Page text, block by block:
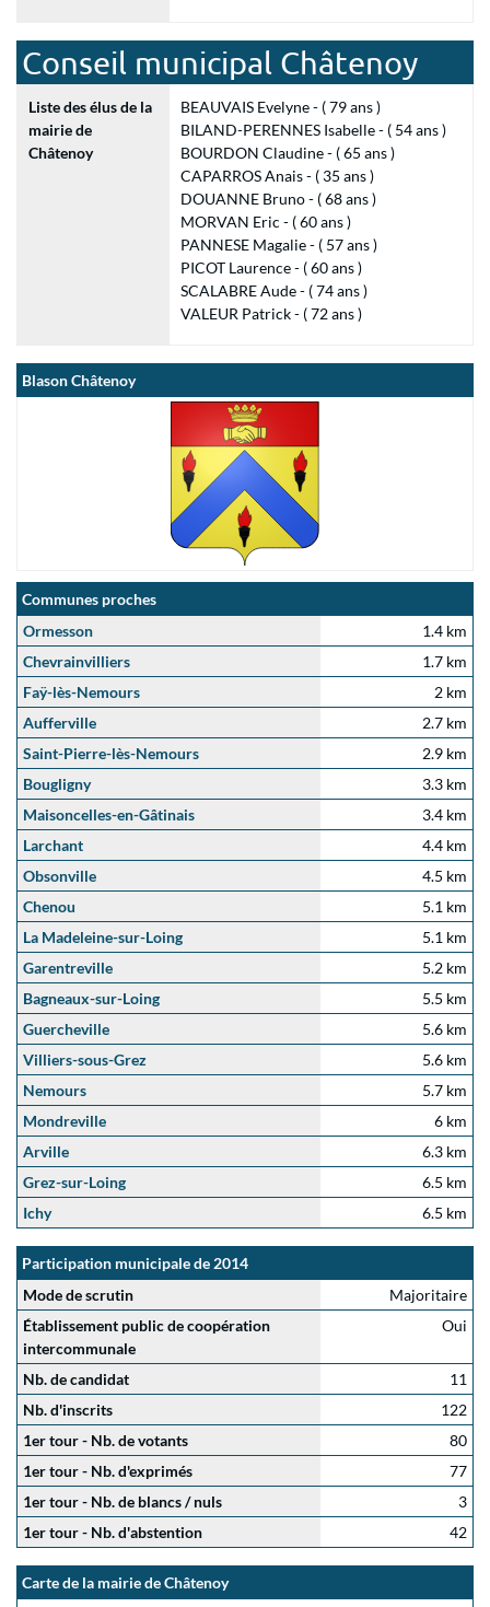
Conseil municipal Châtenoy
Liste des élus de la
mairie de
Châtenoy
BEAUVAIS Evelyne - ( 79 ans )
BILAND-PERENNES Isabelle - ( 54 ans )
BOURDON Claudine - ( 65 ans )
CAPARROS Anais - ( 35 ans )
DOUANNE Bruno - ( 68 ans )
MORVAN Eric - ( 60 ans )
PANNESE Magalie - ( 57 ans )
PICOT Laurence - ( 60 ans )
SCALABRE Aude - ( 74 ans )
VALEUR Patrick - ( 72 ans )
Blason Châtenoy
Communes proches
Ormesson
1.4 km
Chevrainvilliers
1.7 km
Faÿ-lès-Nemours
2 km
Aufferville
2.7 km
Saint-Pierre-lès-Nemours
2.9 km
Bougligny
3.3 km
Maisoncelles-en-Gâtinais
3.4 km
Larchant
4.4 km
Obsonville
4.5 km
Chenou
5.1 km
La Madeleine-sur-Loing
5.1 km
Garentreville
5.2 km
Bagneaux-sur-Loing
5.5 km
Guercheville
5.6 km
Villiers-sous-Grez
5.6 km
Nemours
5.7 km
Mondreville
6 km
Arville
6.3 km
Grez-sur-Loing
6.5 km
Ichy
6.5 km
Participation municipale de 2014
Mode de scrutin
Majoritaire
Établissement public de coopération
intercommunale
Oui
Nb. de candidat
11
Nb. d'inscrits
122
1er tour - Nb. de votants
80
1er tour - Nb. d'exprimés
77
1er tour - Nb. de blancs / nuls
3
1er tour - Nb. d'abstention
42
Carte de la mairie de Châtenoy